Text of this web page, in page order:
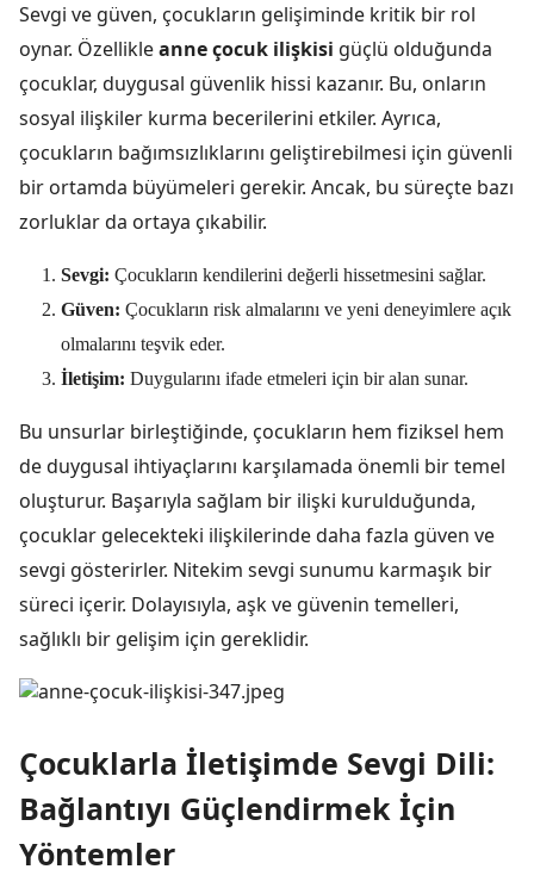
Sevgi ve güven, çocukların gelişiminde kritik bir rol
oynar. Özellikleanne çocuk ilişkisi güçlü olduğunda
çocuklar, duygusal güvenlik hissi kazanır. Bu, onların
sosyal ilişkiler kurma becerilerini etkiler. Ayrıca,
çocukların bağımsızlıklarını geliştirebilmesi için güvenli
bir ortamda büyümeleri gerekir. Ancak, bu süreçte bazı
zorluklar da ortaya çıkabilir.
Sevgi: Çocukların kendilerini değerli hissetmesini sağlar.
Güven: Çocukların risk almalarını ve yeni deneyimlere açık
olmalarını teşvik eder.
İletişim: Duygularını ifade etmeleri için bir alan sunar.
Bu unsurlar birleştiğinde, çocukların hem fiziksel hem
de duygusal ihtiyaçlarını karşılamada önemli bir temel
oluşturur. Başarıyla sağlam bir ilişki kurulduğunda,
çocuklar gelecekteki ilişkilerinde daha fazla güven ve
sevgi gösterirler. Nitekim sevgi sunumu karmaşık bir
süreci içerir. Dolayısıyla, aşk ve güvenin temelleri,
sağlıklı bir gelişim için gereklidir.
Çocuklarla İletişimde Sevgi Dili:
Bağlantıyı Güçlendirmek İçin
Yöntemler